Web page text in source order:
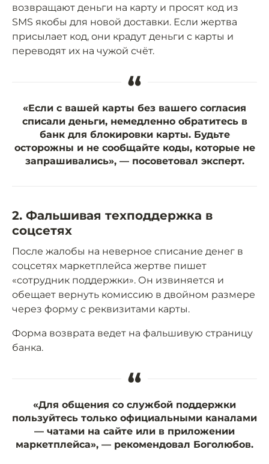
возвращают деньги на карту и просят код из
SMS якобы для новой доставки. Если жертва
присылает код, они крадут деньги с карты и
переводят их на чужой счёт.
“
«Если с вашей карты без вашего согласия
списали деньги, немедленно обратитесь в
банк для блокировки карты. Будьте
осторожны и не сообщайте коды, которые не
запрашивались», — посоветовал эксперт.
2. Фальшивая техподдержка в
соцсетях
После жалобы на неверное списание денег в
соцсетях маркетплейса жертве пишет
«сотрудник поддержки». Он извиняется и
обещает вернуть комиссию в двойном размере
через форму с реквизитами карты.
Форма возврата ведет на фальшивую страницу
банка.
“
«Для общения со службой поддержки
пользуйтесь только официальными каналами
— чатами на сайте или в приложении
маркетплейса», — рекомендовал Боголюбов.